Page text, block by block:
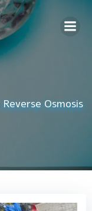
Reverse Osmosis